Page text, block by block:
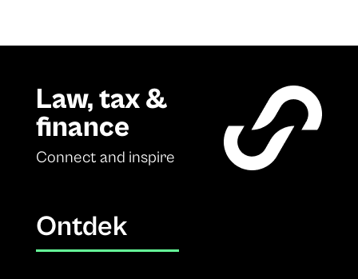
Law, tax &
finance
Connect and inspire
Ontdek